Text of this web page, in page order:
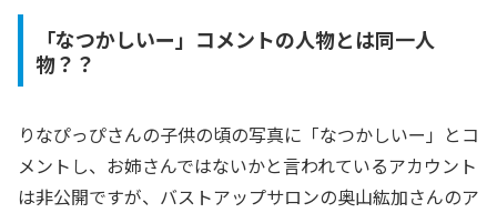
「なつかしいー」コメントの人物とは同一人
物？？
りなぴっぴさんの子供の頃の写真に「なつかしいー」とコ
メントし、お姉さんではないかと言われているアカウント
は非公開ですが、バストアップサロンの奥山紘加さんのア